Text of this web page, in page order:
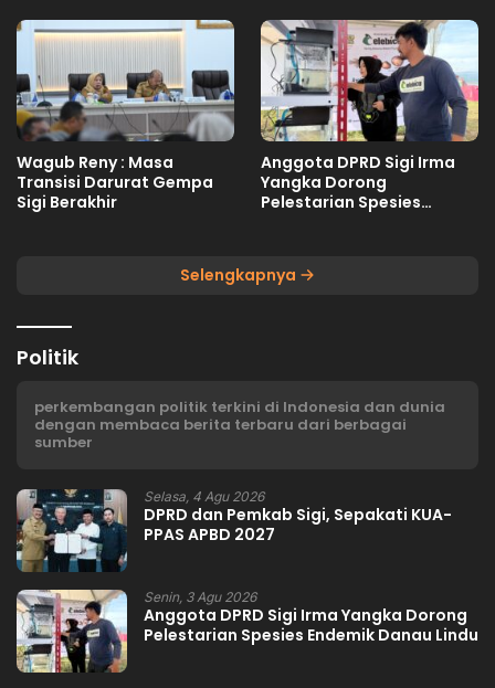
Wagub Reny : Masa
Transisi Darurat Gempa
Sigi Berakhir
Anggota DPRD Sigi Irma
Yangka Dorong
Pelestarian Spesies
Selengkapnya
Politik
perkembangan politik terkini di Indonesia dan dunia
dengan membaca berita terbaru dari berbagai
sumber
Selasa, 4 Agu 2026
DPRD dan Pemkab Sigi, Sepakati KUA-
PPAS APBD 2027
Senin, 3 Agu 2026
Anggota DPRD Sigi Irma Yangka Dorong
Pelestarian Spesies Endemik Danau Lindu